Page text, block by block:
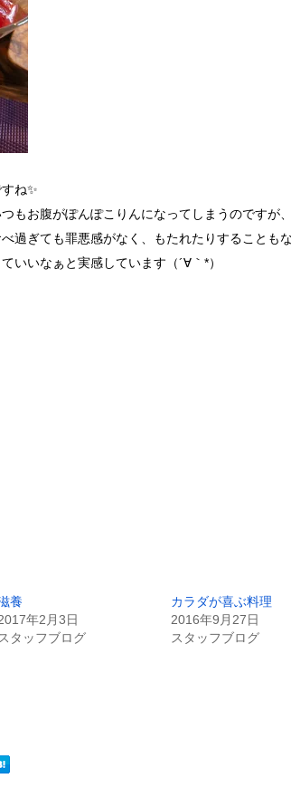
ね✨
もお腹がぽんぽこりんになってしまうのですが、
過ぎても罪悪感がなく、もたれたりすることも
いいなぁと実感しています（´∀｀*）
養
年2月3日
スタッフブログ
カラダが喜ぶ料理
2016年9月27日
スタッフブログ